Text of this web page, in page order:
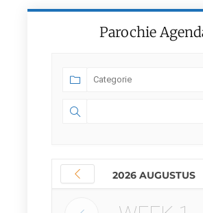
Parochie
2026 AUGUSTUS